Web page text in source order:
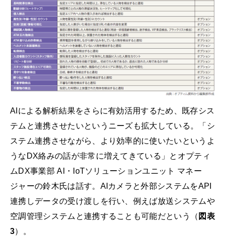
AIによる解析結果をさらに有効活用するため、既存シス
テムと連携させたいというニーズも拡大している。「シ
ステム連携させながら、より効率的に使いたいというよ
うなDX絡みの話が非常に増えてきている」とオプティ
ムDX事業部 AI・IoTソリューションユニット マネー
ジャーの鈴木氏は話す。AIカメラと外部システムをAPI
連携しデータの受け渡しを行い、例えば放送システムや
空調管理システムと連携することも可能だという（ 図表
3）。